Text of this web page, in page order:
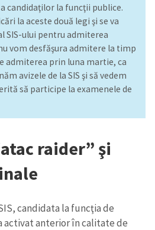
candidaţilor la funcţii publice.
la aceste două legi şi se va
SIS-ului pentru admiterea
vom desfăşura admitere la timp
admiterea prin luna martie, ca
avizele de la SIS şi să vedem
să participe la examenele de
raider” şi
candidata la funcţia de
activat anterior în calitate de